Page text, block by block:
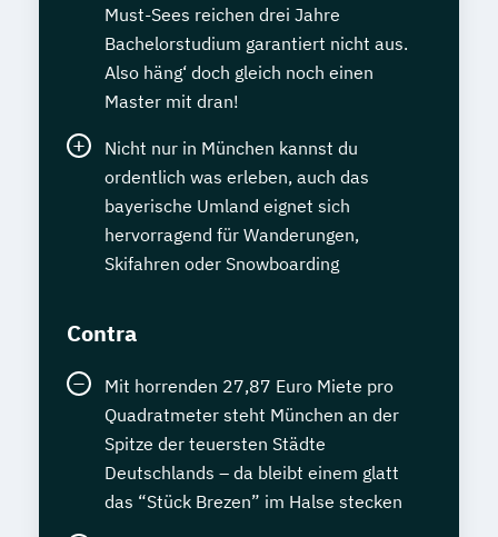
Must-Sees reichen drei Jahre
Bachelorstudium garantiert nicht aus.
Also häng‘ doch gleich noch einen
Master mit dran!
Nicht nur in München kannst du
ordentlich was erleben, auch das
bayerische Umland eignet sich
hervorragend für Wanderungen,
Skifahren oder Snowboarding
Contra
Mit horrenden 27,87 Euro Miete pro
Quadratmeter steht München an der
Spitze der teuersten Städte
Deutschlands – da bleibt einem glatt
das “Stück Brezen” im Halse stecken